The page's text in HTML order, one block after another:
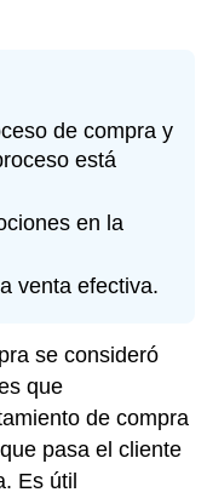
de compra y
está
en la
venta efectiva.
se consideró
que
de compra
pasa el cliente
Es útil